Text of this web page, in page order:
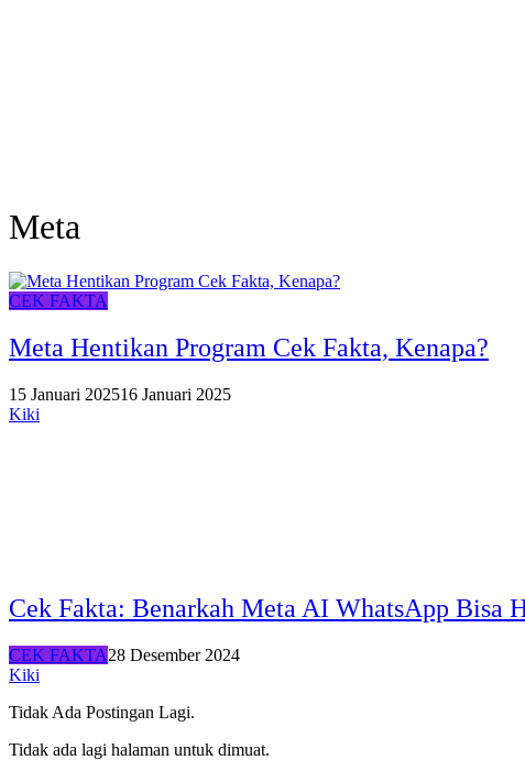
Meta
CEK FAKTA
Meta Hentikan Program Cek Fakta, Kenapa?
15 Januari 202516 Januari 2025
Kiki
Cek Fakta: Benarkah Meta AI WhatsApp Bisa
CEK FAKTA28 Desember 2024
Kiki
Tidak Ada Postingan Lagi.
Tidak ada lagi halaman untuk dimuat.